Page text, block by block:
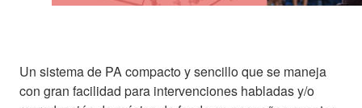
Un sistema de PA compacto y sencillo que se maneja
con gran facilidad para intervenciones habladas y/o